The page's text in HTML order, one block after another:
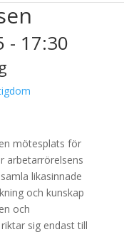
- 17:30
mötesplats för
arbetarrörelsens
likasinnade
och kunskap
och
sig endast till